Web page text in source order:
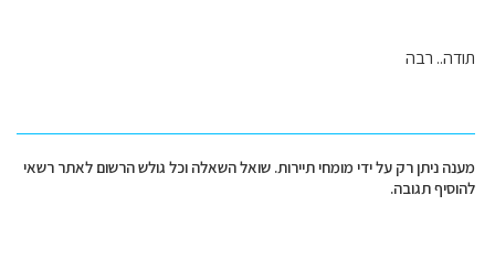
תודה.. רבה
מענה ניתן רק על ידי מומחי תיירות. שואל השאלה וכל גולש הרשום לאתר רשאי
להוסיף תגובה.